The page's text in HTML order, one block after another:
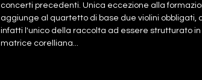
concerti precedenti. Unica eccezione alla
aggiunge al quartetto di base due violini
infatti l'unico della raccolta ad essere strutturato in
matrice corelliana...